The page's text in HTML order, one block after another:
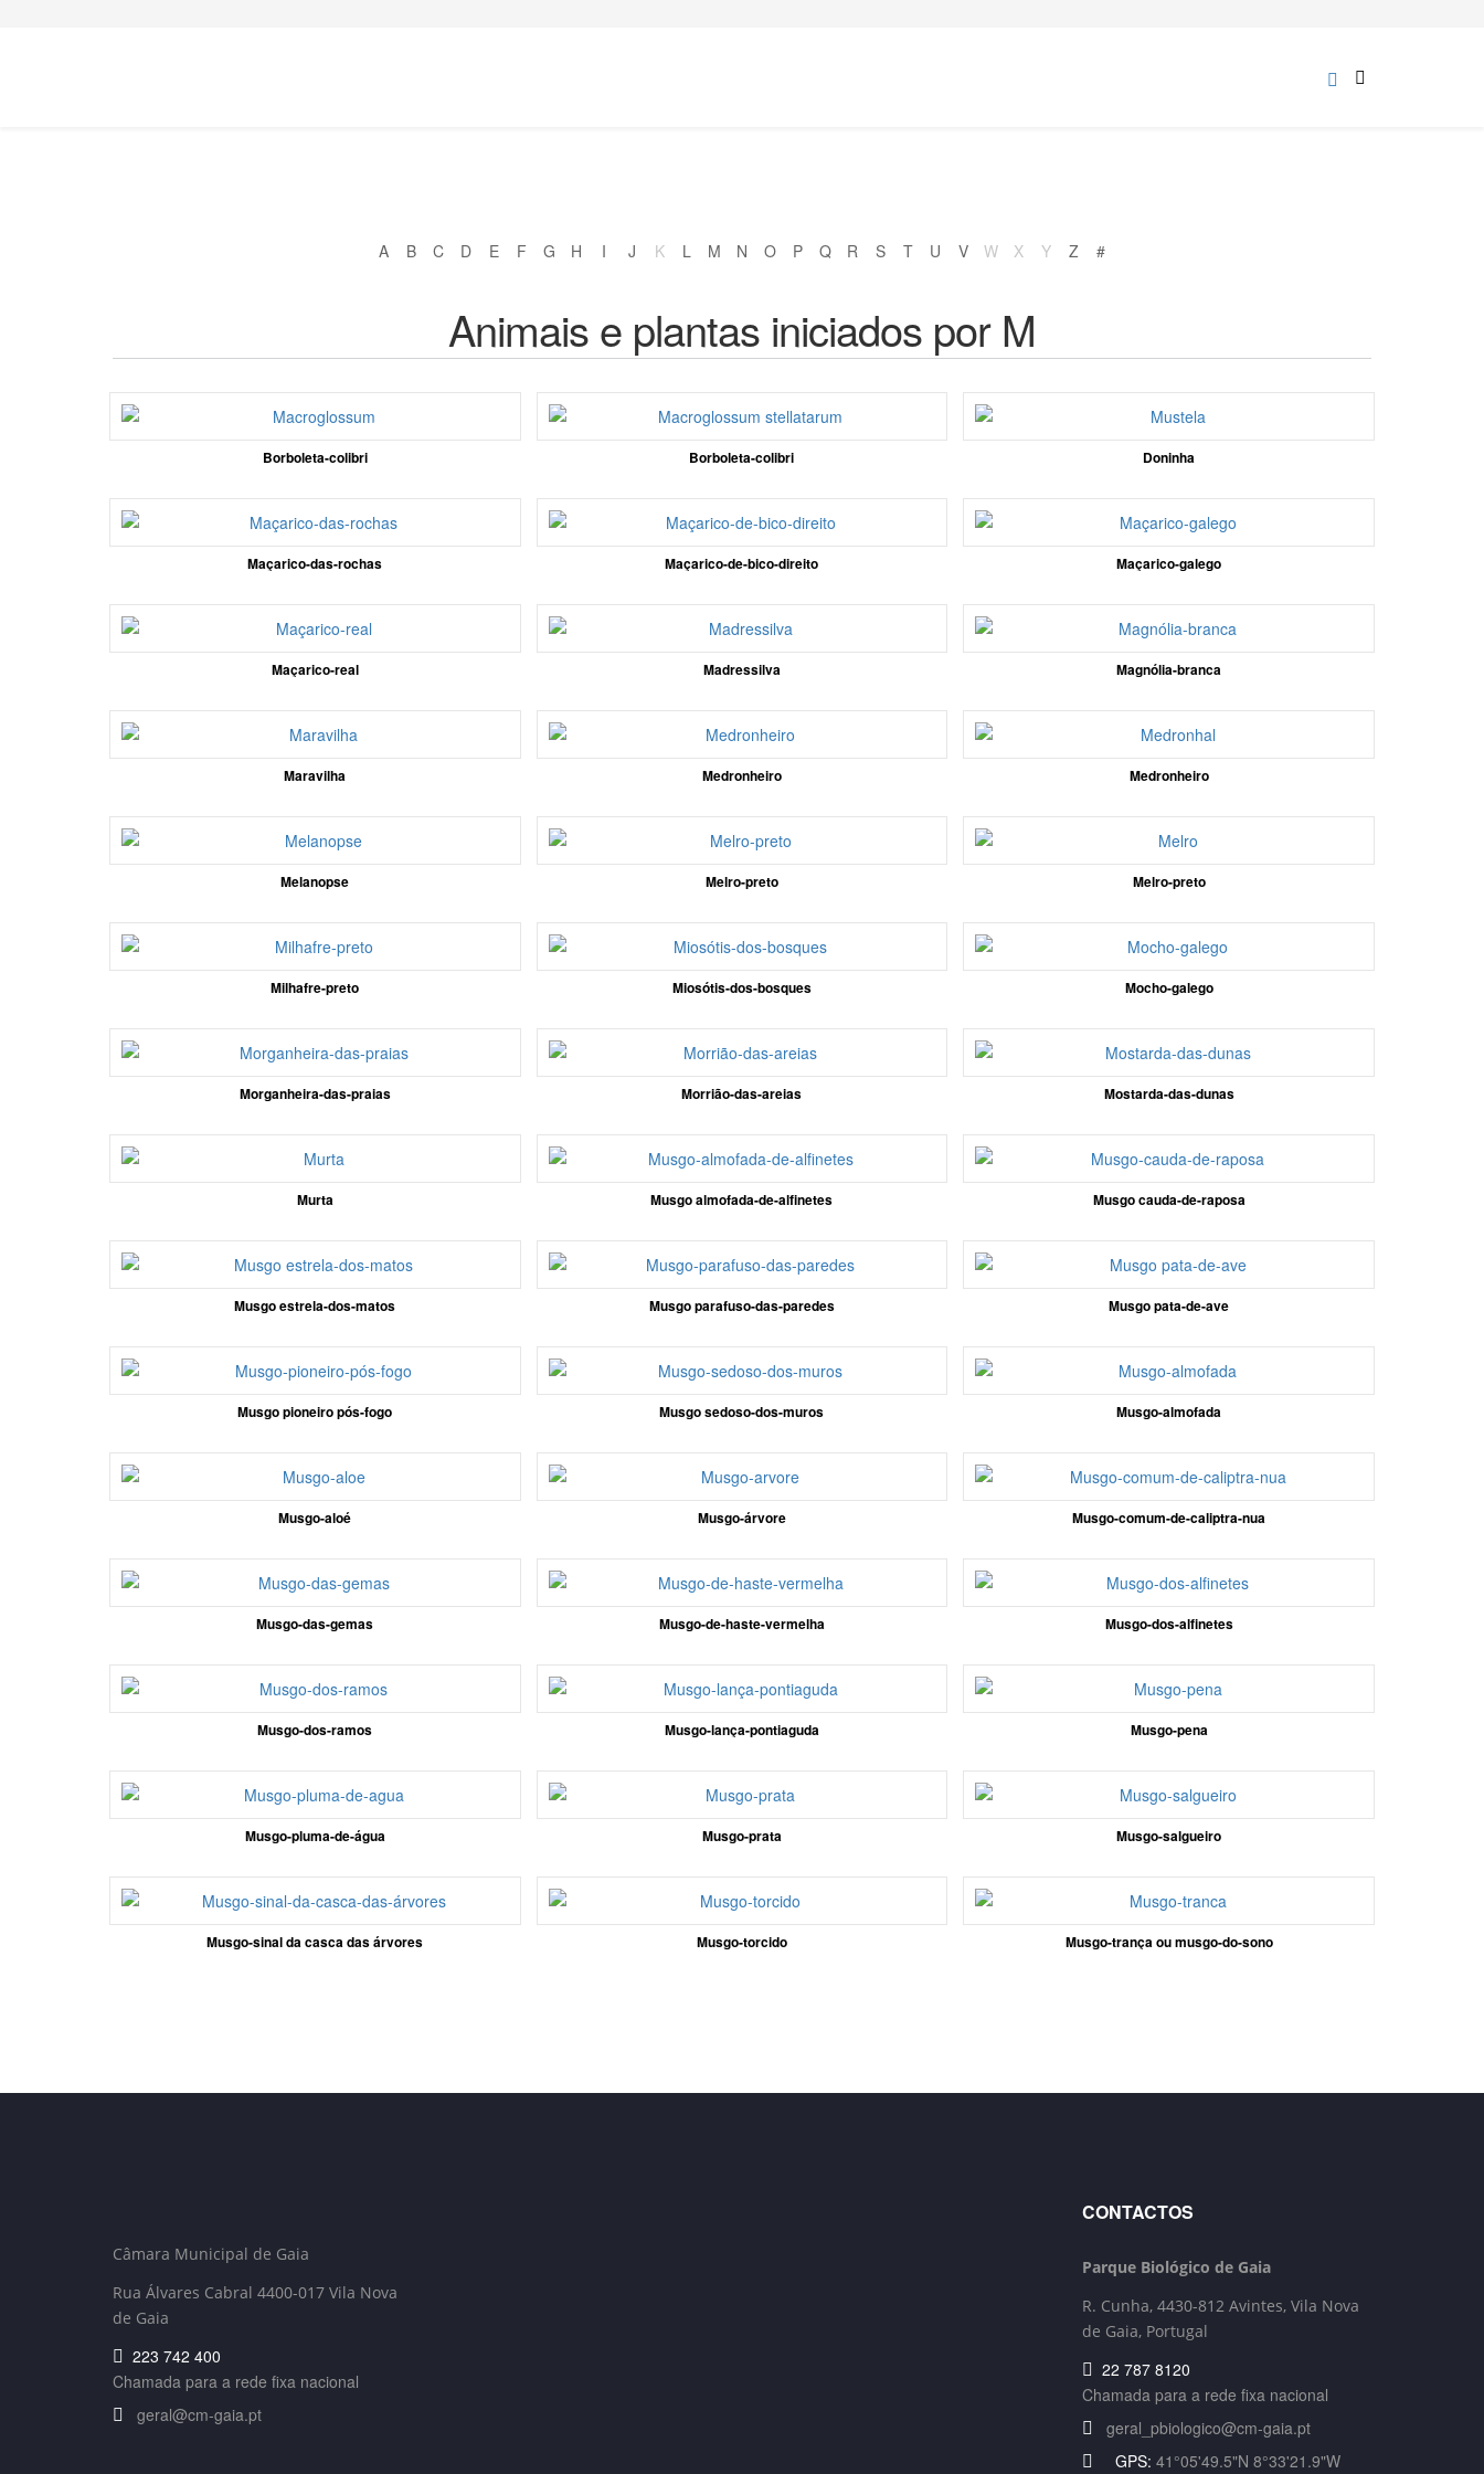
A B C D E F G H I J K L M N O P Q R S T U V W X Y Z #
Animais e plantas iniciados por M
Borboleta-colibri Borboleta-colibri Doninha
Maçarico-das-rochas Maçarico-de-bico-direito Maçarico-galego
Maçarico-real Madressilva Magnólia-branca
Maravilha Medronheiro Medronheiro
Melanopse Melro-preto Melro-preto
Milhafre-preto Miosótis-dos-bosques Mocho-galego
Morganheira-das-praias Morrião-das-areias Mostarda-das-dunas
Murta Musgo almofada-de-alfinetes Musgo cauda-de-raposa
Musgo estrela-dos-matos Musgo parafuso-das-paredes Musgo pata-de-ave
Musgo pioneiro pós-fogo Musgo sedoso-dos-muros Musgo-almofada
Musgo-aloé Musgo-árvore Musgo-comum-de-caliptra-nua
Musgo-das-gemas Musgo-de-haste-vermelha Musgo-dos-alfinetes
Musgo-dos-ramos Musgo-lança-pontiaguda Musgo-pena
Musgo-pluma-de-água Musgo-prata Musgo-salgueiro
Musgo-sinal da casca das árvores Musgo-torcido Musgo-trança ou musgo-do-sono
Câmara Municipal de Gaia
Rua Álvares Cabral 4400-017 Vila Nova
de Gaia
223 742 400
Chamada para a rede fixa nacional
geral@cm-gaia.pt
CONTACTOS
Parque Biológico de Gaia
R. Cunha, 4430-812 Avintes, Vila Nova
de Gaia, Portugal
22 787 8120
Chamada para a rede fixa nacional
geral_pbiologico@cm-gaia.pt
GPS: 41°05'49.5"N 8°33'21.9"W